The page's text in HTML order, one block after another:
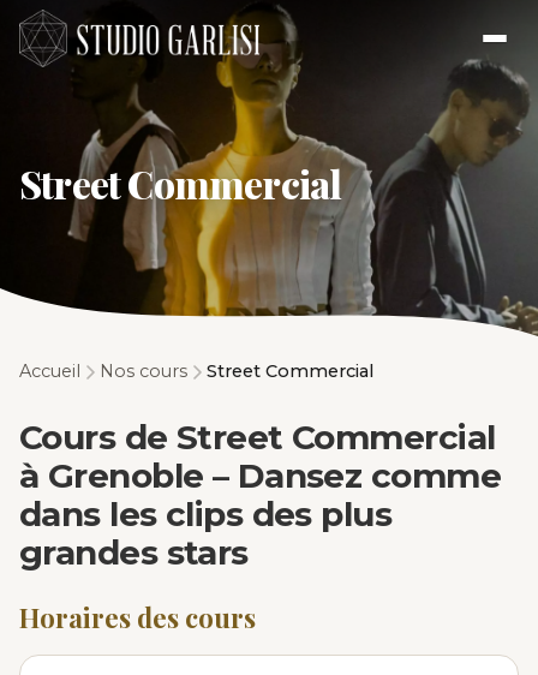
Street Commercial
Accueil Nos cours Street Commercial
Cours de Street Commercial
à Grenoble – Dansez comme
dans les clips des plus
grandes stars
Horaires des cours